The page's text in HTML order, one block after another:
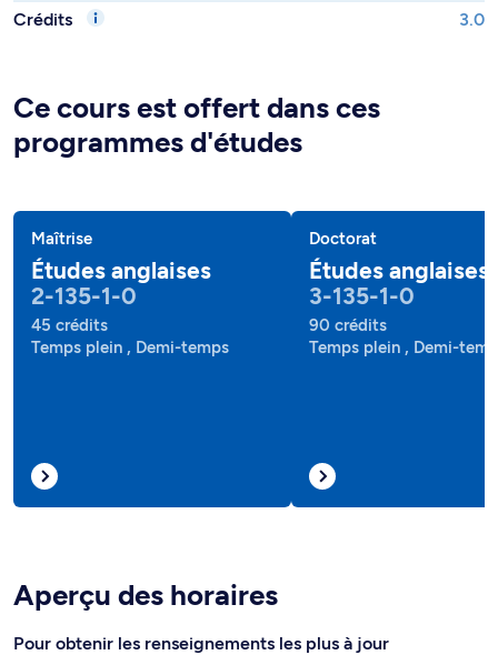
Crédits
3.0
Ce cours est offert dans ces
programmes d'études
Maîtrise
Études anglaises
2-135-1-0
45 crédits
Temps plein , Demi-temps
Doctorat
Études anglaises
3-135-1-0
90 crédits
Temps plein , Demi-
Aperçu des horaires
Pour obtenir les renseignements les plus à jour